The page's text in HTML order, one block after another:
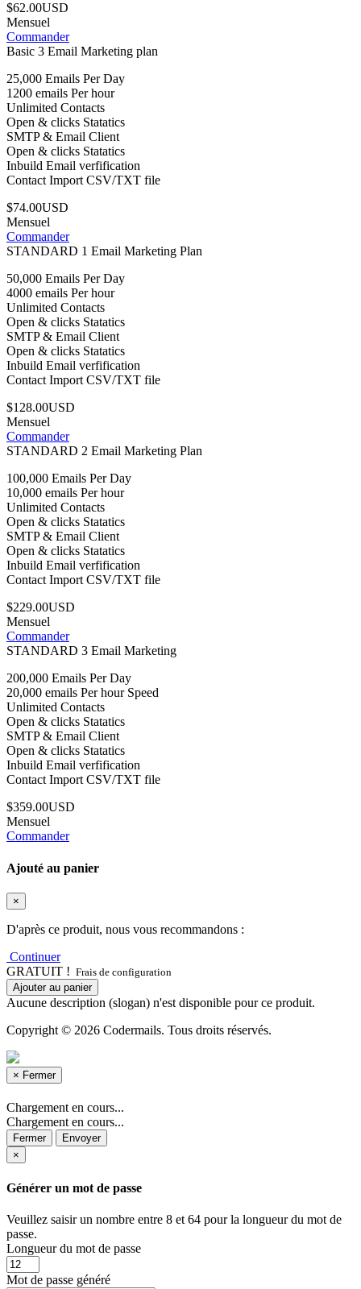
$62.00USD
Mensuel
Commander
Basic 3 Email Marketing plan
25,000 Emails Per Day
1200 emails Per hour
Unlimited Contacts
Open & clicks Statatics
SMTP & Email Client
Open & clicks Statatics
Inbuild Email verfification
Contact Import CSV/TXT file
$74.00USD
Mensuel
Commander
STANDARD 1 Email Marketing Plan
50,000 Emails Per Day
4000 emails Per hour
Unlimited Contacts
Open & clicks Statatics
SMTP & Email Client
Open & clicks Statatics
Inbuild Email verfification
Contact Import CSV/TXT file
$128.00USD
Mensuel
Commander
STANDARD 2 Email Marketing Plan
100,000 Emails Per Day
10,000 emails Per hour
Unlimited Contacts
Open & clicks Statatics
SMTP & Email Client
Open & clicks Statatics
Inbuild Email verfification
Contact Import CSV/TXT file
$229.00USD
Mensuel
Commander
STANDARD 3 Email Marketing
200,000 Emails Per Day
20,000 emails Per hour Speed
Unlimited Contacts
Open & clicks Statatics
SMTP & Email Client
Open & clicks Statatics
Inbuild Email verfification
Contact Import CSV/TXT file
$359.00USD
Mensuel
Commander
Ajouté au panier
×
D'après ce produit, nous vous recommandons :
Continuer
GRATUIT ! Frais de configuration
Ajouter au panier
Aucune description (slogan) n'est disponible pour ce produit.
Copyright © 2026 Codermails. Tous droits réservés.
× Fermer
Chargement en cours...
Chargement en cours...
Fermer
Envoyer
×
Générer un mot de passe
Veuillez saisir un nombre entre 8 et 64 pour la longueur du mot de
passe.
Longueur du mot de passe
Mot de passe généré